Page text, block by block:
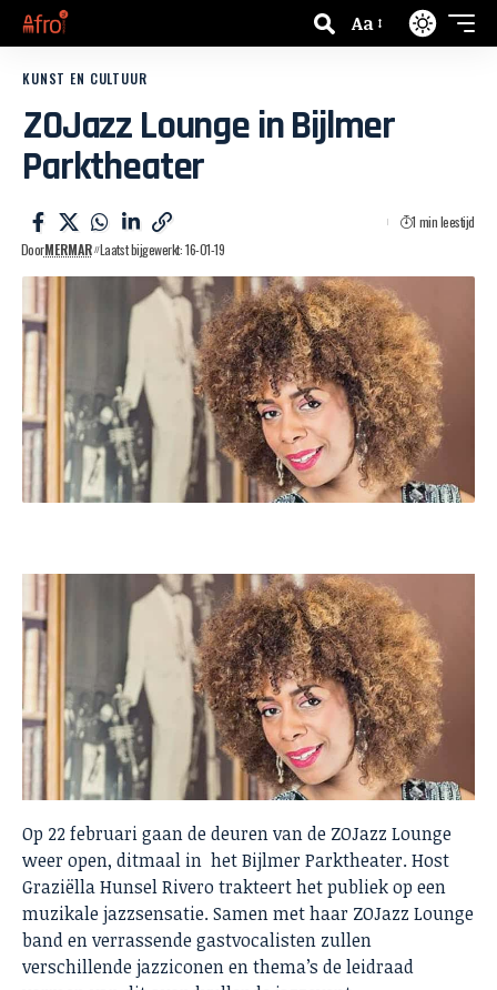
Aa
KUNST EN CULTUUR
ZOJazz Lounge in Bijlmer
Parktheater
DoorMERMAR Laatst bijgewerkt: 16-01-19
1 min leestijd
Op 22 februari gaan de deuren van de ZOJazz Lounge
weer open, ditmaal in het Bijlmer Parktheater. Host
Graziëlla Hunsel Rivero trakteert het publiek op een
muzikale jazzsensatie. Samen met haar ZOJazz Lounge
band en verrassende gastvocalisten zullen
verschillende jazziconen en thema’s de leidraad